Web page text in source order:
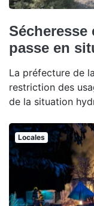
Sécheresse
passe en
La préfecture de
restriction des
de la situation
Locales